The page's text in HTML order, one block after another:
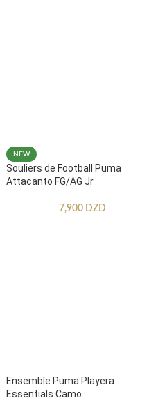
NEW
Souliers de Football Puma
Attacanto FG/AG Jr
7,900 DZD
Ensemble Puma Playera
Essentials Camo